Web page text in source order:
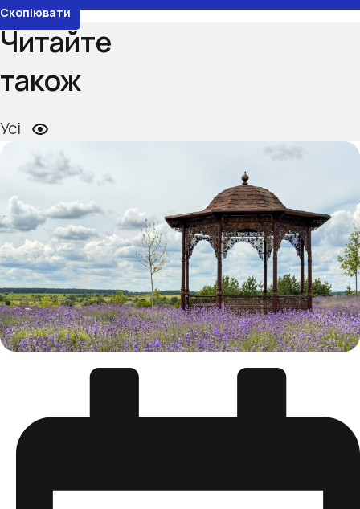
Скопіювати
Читайте
також
Усі